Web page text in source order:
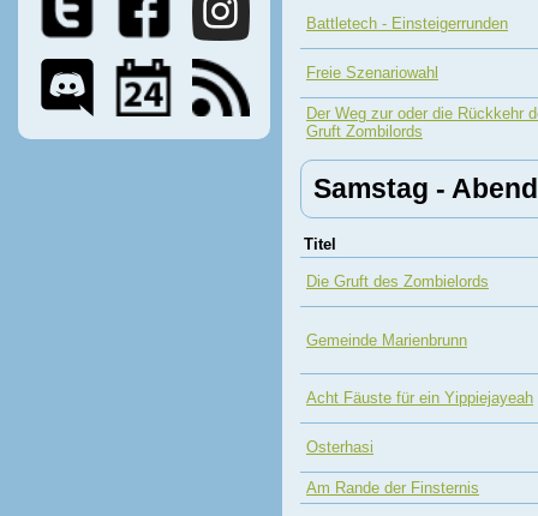
Battletech - Einsteigerrunden
Freie Szenariowahl
Der Weg zur oder die Rückkehr
Gruft Zombilords
Samstag - Abend
Titel
Die Gruft des Zombielords
Gemeinde Marienbrunn
Acht Fäuste für ein Yippiejayeah
Osterhasi
Am Rande der Finsternis